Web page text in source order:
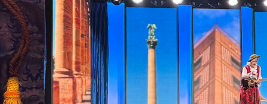
Suchbegriffe